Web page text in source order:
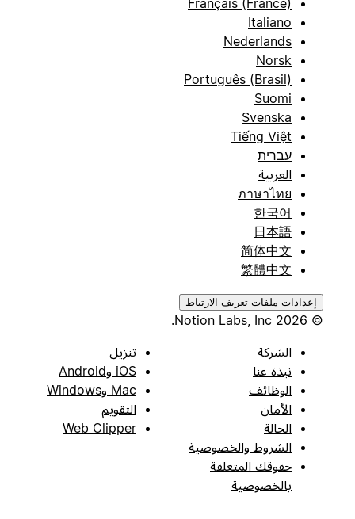
Italiano
Nederlands
Norsk
Português (Brasil)
Suomi
Svenska
Tiếng Việt
עברית
العربية
ภาษาไทย
한국어
日本語
简体中文
繁體中文
إعدادات ملفات تعريف الارتباط
© 2026 Notion Labs, Inc.
الشركة
نبذة عنا
الوظائف
الأمان
الحالة
الشروط والخصوصية
حقوقك المتعلقة
بالخصوصية
تنزيل
iOS وAndroid
Mac وWindows
التقويم
Web Clipper